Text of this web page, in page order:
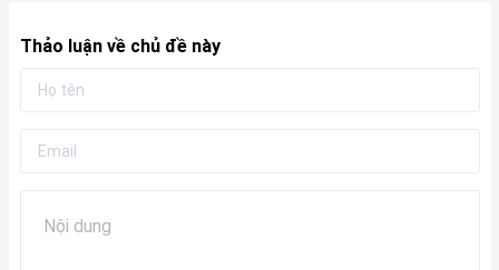
Thảo luận về chủ đề này